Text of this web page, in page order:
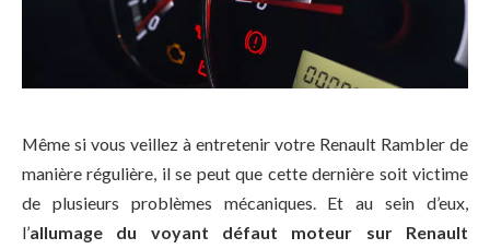
Même si vous veillez à entretenir votre Renault Rambler de
manière régulière, il se peut que cette dernière soit victime
de plusieurs problèmes mécaniques. Et au sein d’eux,
l’allumage du voyant défaut moteur sur Renault